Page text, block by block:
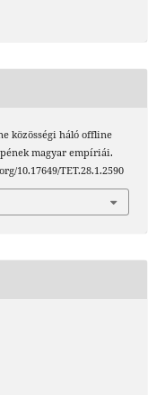
közösségi háló offline
magyar empíriái.
10.17649/TET.28.1.2590